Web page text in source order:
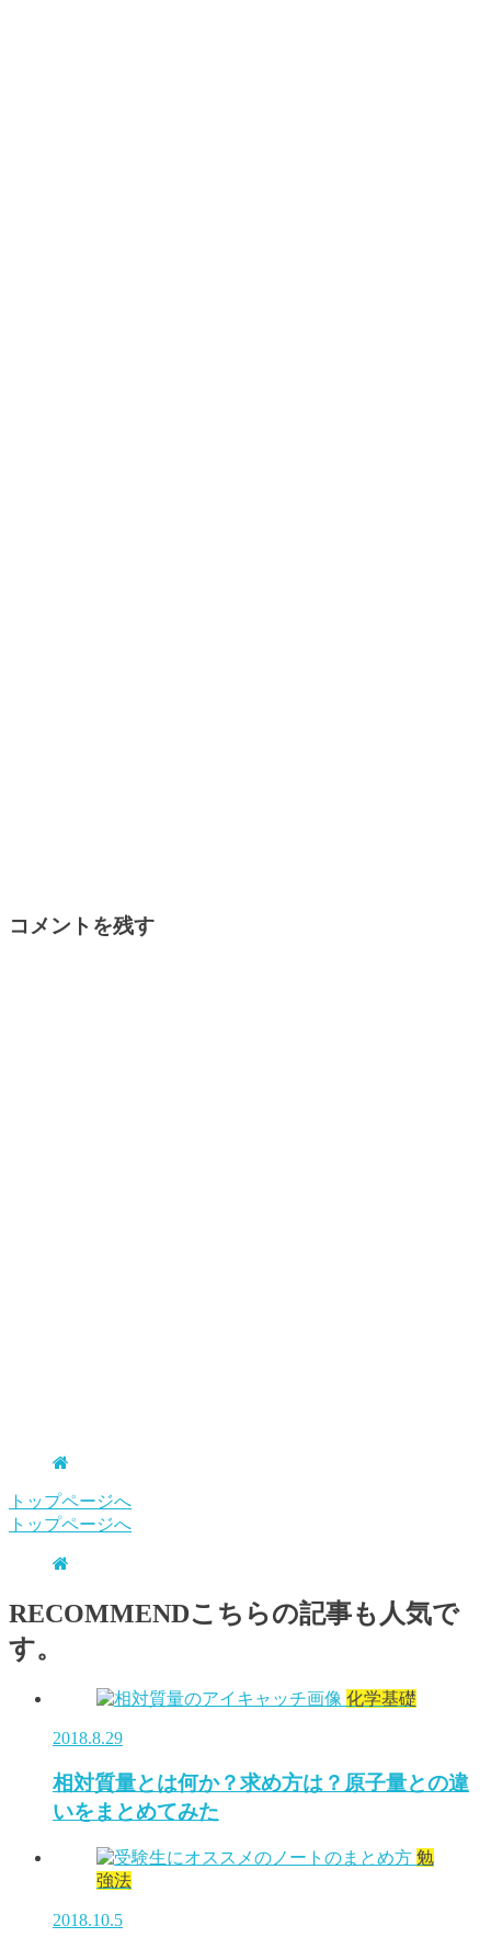
コメントを残す
トップページへ
トップページへ
RECOMMENDこちらの記事も人気で
す。
化学基礎
2018.8.29
相対質量とは何か？求め方は？原子量との違
いをまとめてみた
勉
強法
2018.10.5